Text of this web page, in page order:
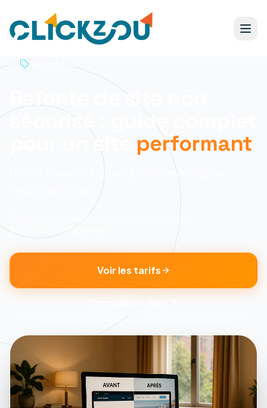
Refonte de site non
sécurisé : guide complet
pour un site
performant
Un site site non sécurisé qui ne convertit plus
Publié le
24 octobre 2025
Sophie B., entrepreneur
Voir les tarifs